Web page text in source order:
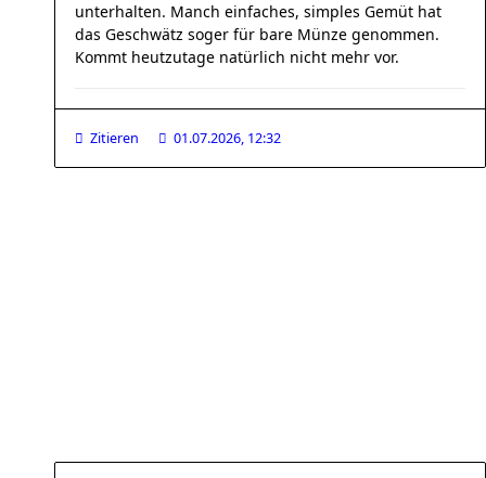
unterhalten. Manch einfaches, simples Gemüt hat
das Geschwätz soger für bare Münze genommen.
Kommt heutzutage natürlich nicht mehr vor.
Zitieren 01.07.2026, 12:32